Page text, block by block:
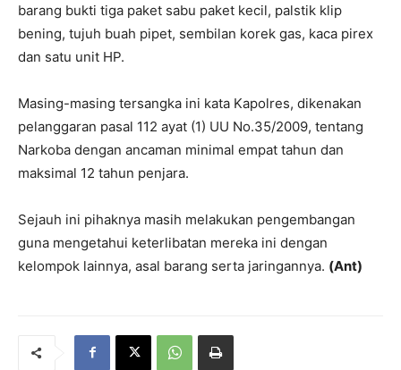
barang bukti tiga paket sabu paket kecil, palstik klip
bening, tujuh buah pipet, sembilan korek gas, kaca pirex
dan satu unit HP.
Masing-masing tersangka ini kata Kapolres, dikenakan
pelanggaran pasal 112 ayat (1) UU No.35/2009, tentang
Narkoba dengan ancaman minimal empat tahun dan
maksimal 12 tahun penjara.
Sejauh ini pihaknya masih melakukan pengembangan
guna mengetahui keterlibatan mereka ini dengan
kelompok lainnya, asal barang serta jaringannya. (Ant)